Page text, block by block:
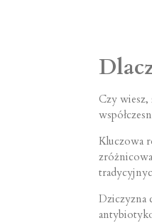
Czy wiesz,
Kluczowa
Dziczyzna